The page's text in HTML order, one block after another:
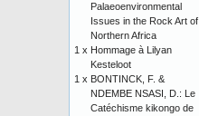
Palaeoenvironmental
Issues in the Rock Art of
Northern Africa
1 x Hommage à Lilyan
Kesteloot
1 x BONTINCK, F. &
NDEMBE NSASI, D.: Le
Catéchisme kikongo de